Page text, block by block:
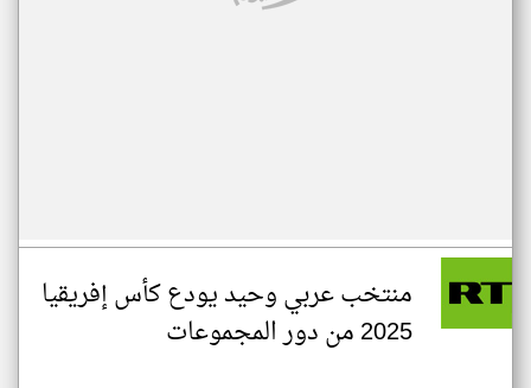
منتخب عربي وحيد يودع كأس إفريقيا
2025 من دور المجموعات